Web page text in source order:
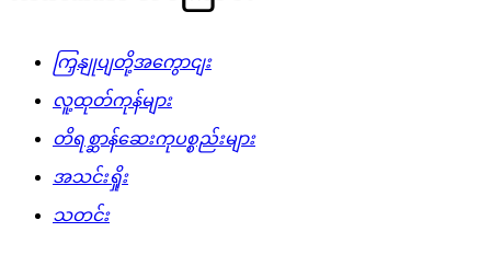
ကြှနျုပျတို့အကွောငျး
လူ့ထုတ်ကုန်များ
တိရစ္ဆာန်ဆေးကုပစ္စည်းများ
အသင်းရှိုး
သတင်း